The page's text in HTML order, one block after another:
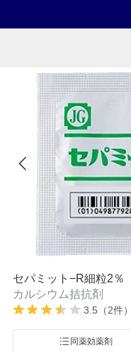
セパミット−R細粒2％
カルシウム拮抗剤
3.5（2件）
同薬効薬剤